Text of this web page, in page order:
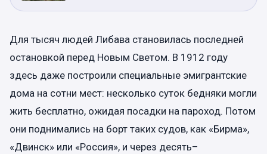
Для тысяч людей Либава становилась последней
остановкой перед Новым Светом. В 1912 году
здесь даже построили специальные эмигрантские
дома на сотни мест: несколько суток бедняки могли
жить бесплатно, ожидая посадки на пароход. Потом
они поднимались на борт таких судов, как «Бирма»,
«Двинск» или «Россия», и через десять–